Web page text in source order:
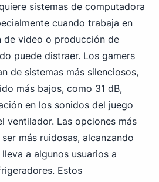
sistemas de computadora
cuando trabaja en
de video o producción de
puede distraer. Los gamers
de sistemas más silenciosos,
más bajos, como 31 dB,
en los sonidos del juego
ventilador. Las opciones más
más ruidosas, alcanzando
a algunos usuarios a
Estos